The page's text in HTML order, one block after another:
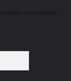
ve site adresim